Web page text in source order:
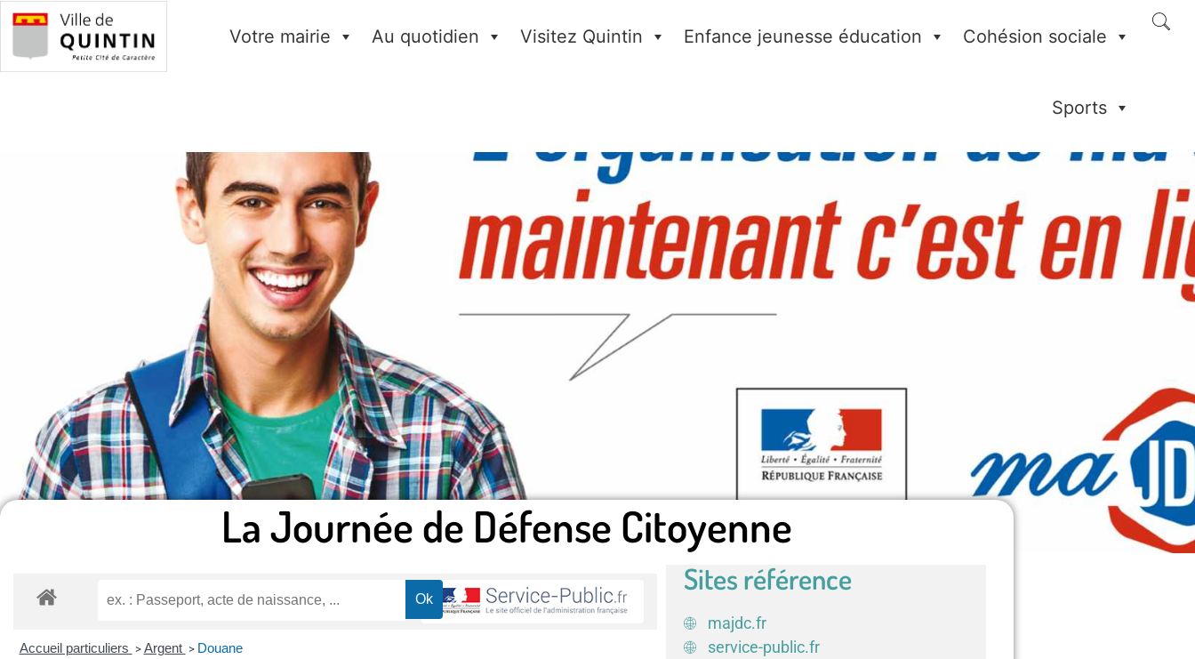
Votre mairie Au quotidien Visitez Quintin Enfance jeunesse éducation Cohésion sociale
Sports
La Journée de Défense Citoyenne
Accueil particuliers > Argent > Douane
Sites référence
majdc.fr
service-public.fr